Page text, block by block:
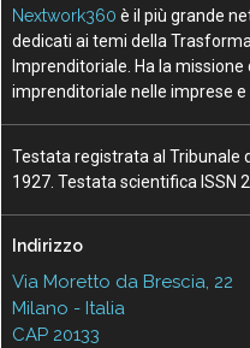
Nextwork360 è il più grande
dedicati ai temi della
Imprenditoriale. Ha la
imprenditoriale nelle imprese
Testata registrata al Tribunale
1927. Testata scientifica ISSN
Indirizzo
Via Moretto da Brescia, 22
Milano - Italia
CAP 20133